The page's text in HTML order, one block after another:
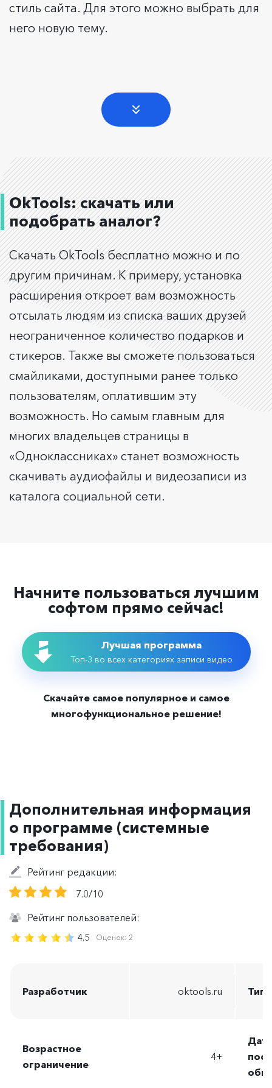
стиль сайта. Для этого можно выбрать для
него новую тему.
OkTools: скачать или
подобрать аналог?
Скачать OkTools бесплатно можно и по
другим причинам. К примеру, установка
расширения откроет вам возможность
отсылать людям из списка ваших друзей
неограниченное количество подарков и
стикеров. Также вы сможете пользоваться
смайликами, доступными ранее только
пользователям, оплатившим эту
возможность. Но самым главным для
многих владельцев страницы в
«Одноклассниках» станет возможность
скачивать аудиофайлы и видеозаписи из
каталога социальной сети.
Начните пользоваться лучшим
софтом прямо сейчас!
Лучшая программа
Топ-3 во всех категориях записи видео
Скачайте самое популярное и самое
многофункциональное решение!
Дополнительная информация
о программе (системные
требования)
Рейтинг редакции:
7.0/10
Рейтинг пользователей:
4.5 Оценок: 2
Разработчик oktools.ru Тип
Возрастное
ограничение
4+